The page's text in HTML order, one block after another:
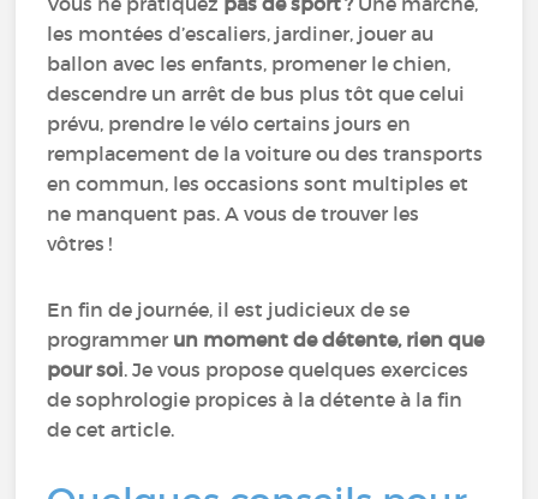
les montées d’escaliers, jardiner, jouer au
ballon avec les enfants, promener le chien,
descendre un arrêt de bus plus tôt que celui
prévu, prendre le vélo certains jours en
remplacement de la voiture ou des transports
en commun, les occasions sont multiples et
ne manquent pas. A vous de trouver les
vôtres !
En fin de journée, il est judicieux de se
programmer un moment de détente, rien que
pour soi. Je vous propose quelques exercices
de sophrologie propices à la détente à la fin
de cet article.